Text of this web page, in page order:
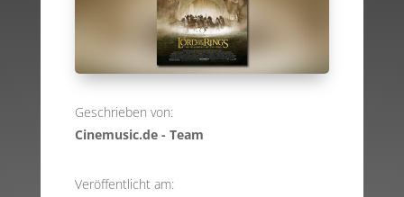
Geschrieben von:
Cinemusic.de - Team
Veröffentlicht am: